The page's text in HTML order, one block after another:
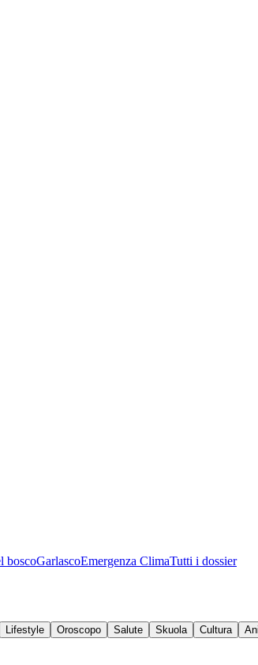
boscoGarlascoEmergenza ClimaTutti i dossier
Lifestyle Oroscopo Salute Skuola Cultura